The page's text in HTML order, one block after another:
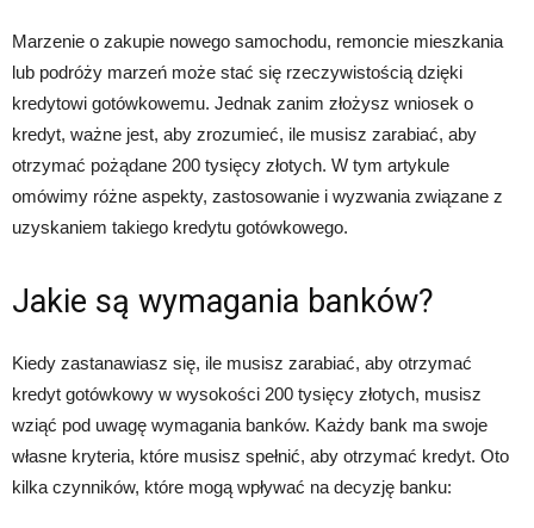
Marzenie o zakupie nowego samochodu, remoncie mieszkania
lub podróży marzeń może stać się rzeczywistością dzięki
kredytowi gotówkowemu. Jednak zanim złożysz wniosek o
kredyt, ważne jest, aby zrozumieć, ile musisz zarabiać, aby
otrzymać pożądane 200 tysięcy złotych. W tym artykule
omówimy różne aspekty, zastosowanie i wyzwania związane z
uzyskaniem takiego kredytu gotówkowego.
Jakie są wymagania banków?
Kiedy zastanawiasz się, ile musisz zarabiać, aby otrzymać
kredyt gotówkowy w wysokości 200 tysięcy złotych, musisz
wziąć pod uwagę wymagania banków. Każdy bank ma swoje
własne kryteria, które musisz spełnić, aby otrzymać kredyt. Oto
kilka czynników, które mogą wpływać na decyzję banku: